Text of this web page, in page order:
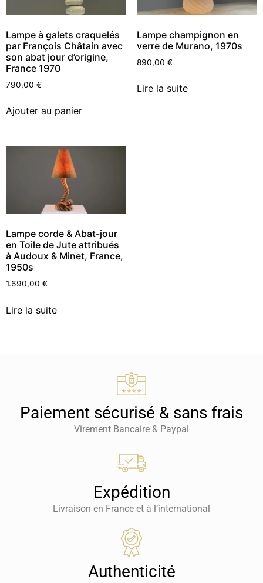
Lampe à galets craquelés
par François Châtain avec
son abat jour d’origine,
France 1970
790,00 €
Ajouter au panier
Lampe champignon en
verre de Murano, 1970s
890,00 €
Lire la suite
Lampe corde & Abat-jour
en Toile de Jute attribués
à Audoux & Minet, France,
1950s
1.690,00 €
Lire la suite
Paiement sécurisé & sans frais
Virement Bancaire & Paypal
Expédition
Livraison en France et à l’international
Authenticité